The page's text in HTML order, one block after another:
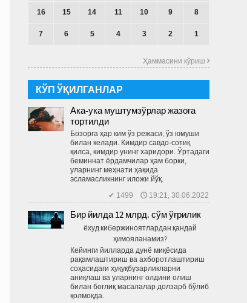
16 15 14 11 10 9 8
7 6 5 4 3 2 1
Ҳаммасини кўриш 
КЎП ЎҚИЛГАНЛАР
Ака-ука муштумзўрлар жазога
тортилди
Бозорга ҳар ким ўз режаси, ўз юмуши
билан келади. Кимдир савдо-сотиқ
қилса, кимдир унинг харидори. Ўртадаги
беминнат ёрдамчилар ҳам борки,
уларнинг меҳнати ҳақида
эсламасликнинг иложи йўқ.
✔ 1499 🕔 19:21, 30.06.2022
Бир йилда 12 млрд. сўм ўғрилик
ёхуд кибержиноятлардан қандай
ҳимояланамиз?
Кейинги йилларда дунё миқёсида
рақамлаштириш ва ахборотлаштириш
соҳасидаги ҳуқуқбузарликларни
аниқлаш ва уларнинг олдини олиш
билан боғлиқ масалалар долзарб бўлиб
қолмоқда.